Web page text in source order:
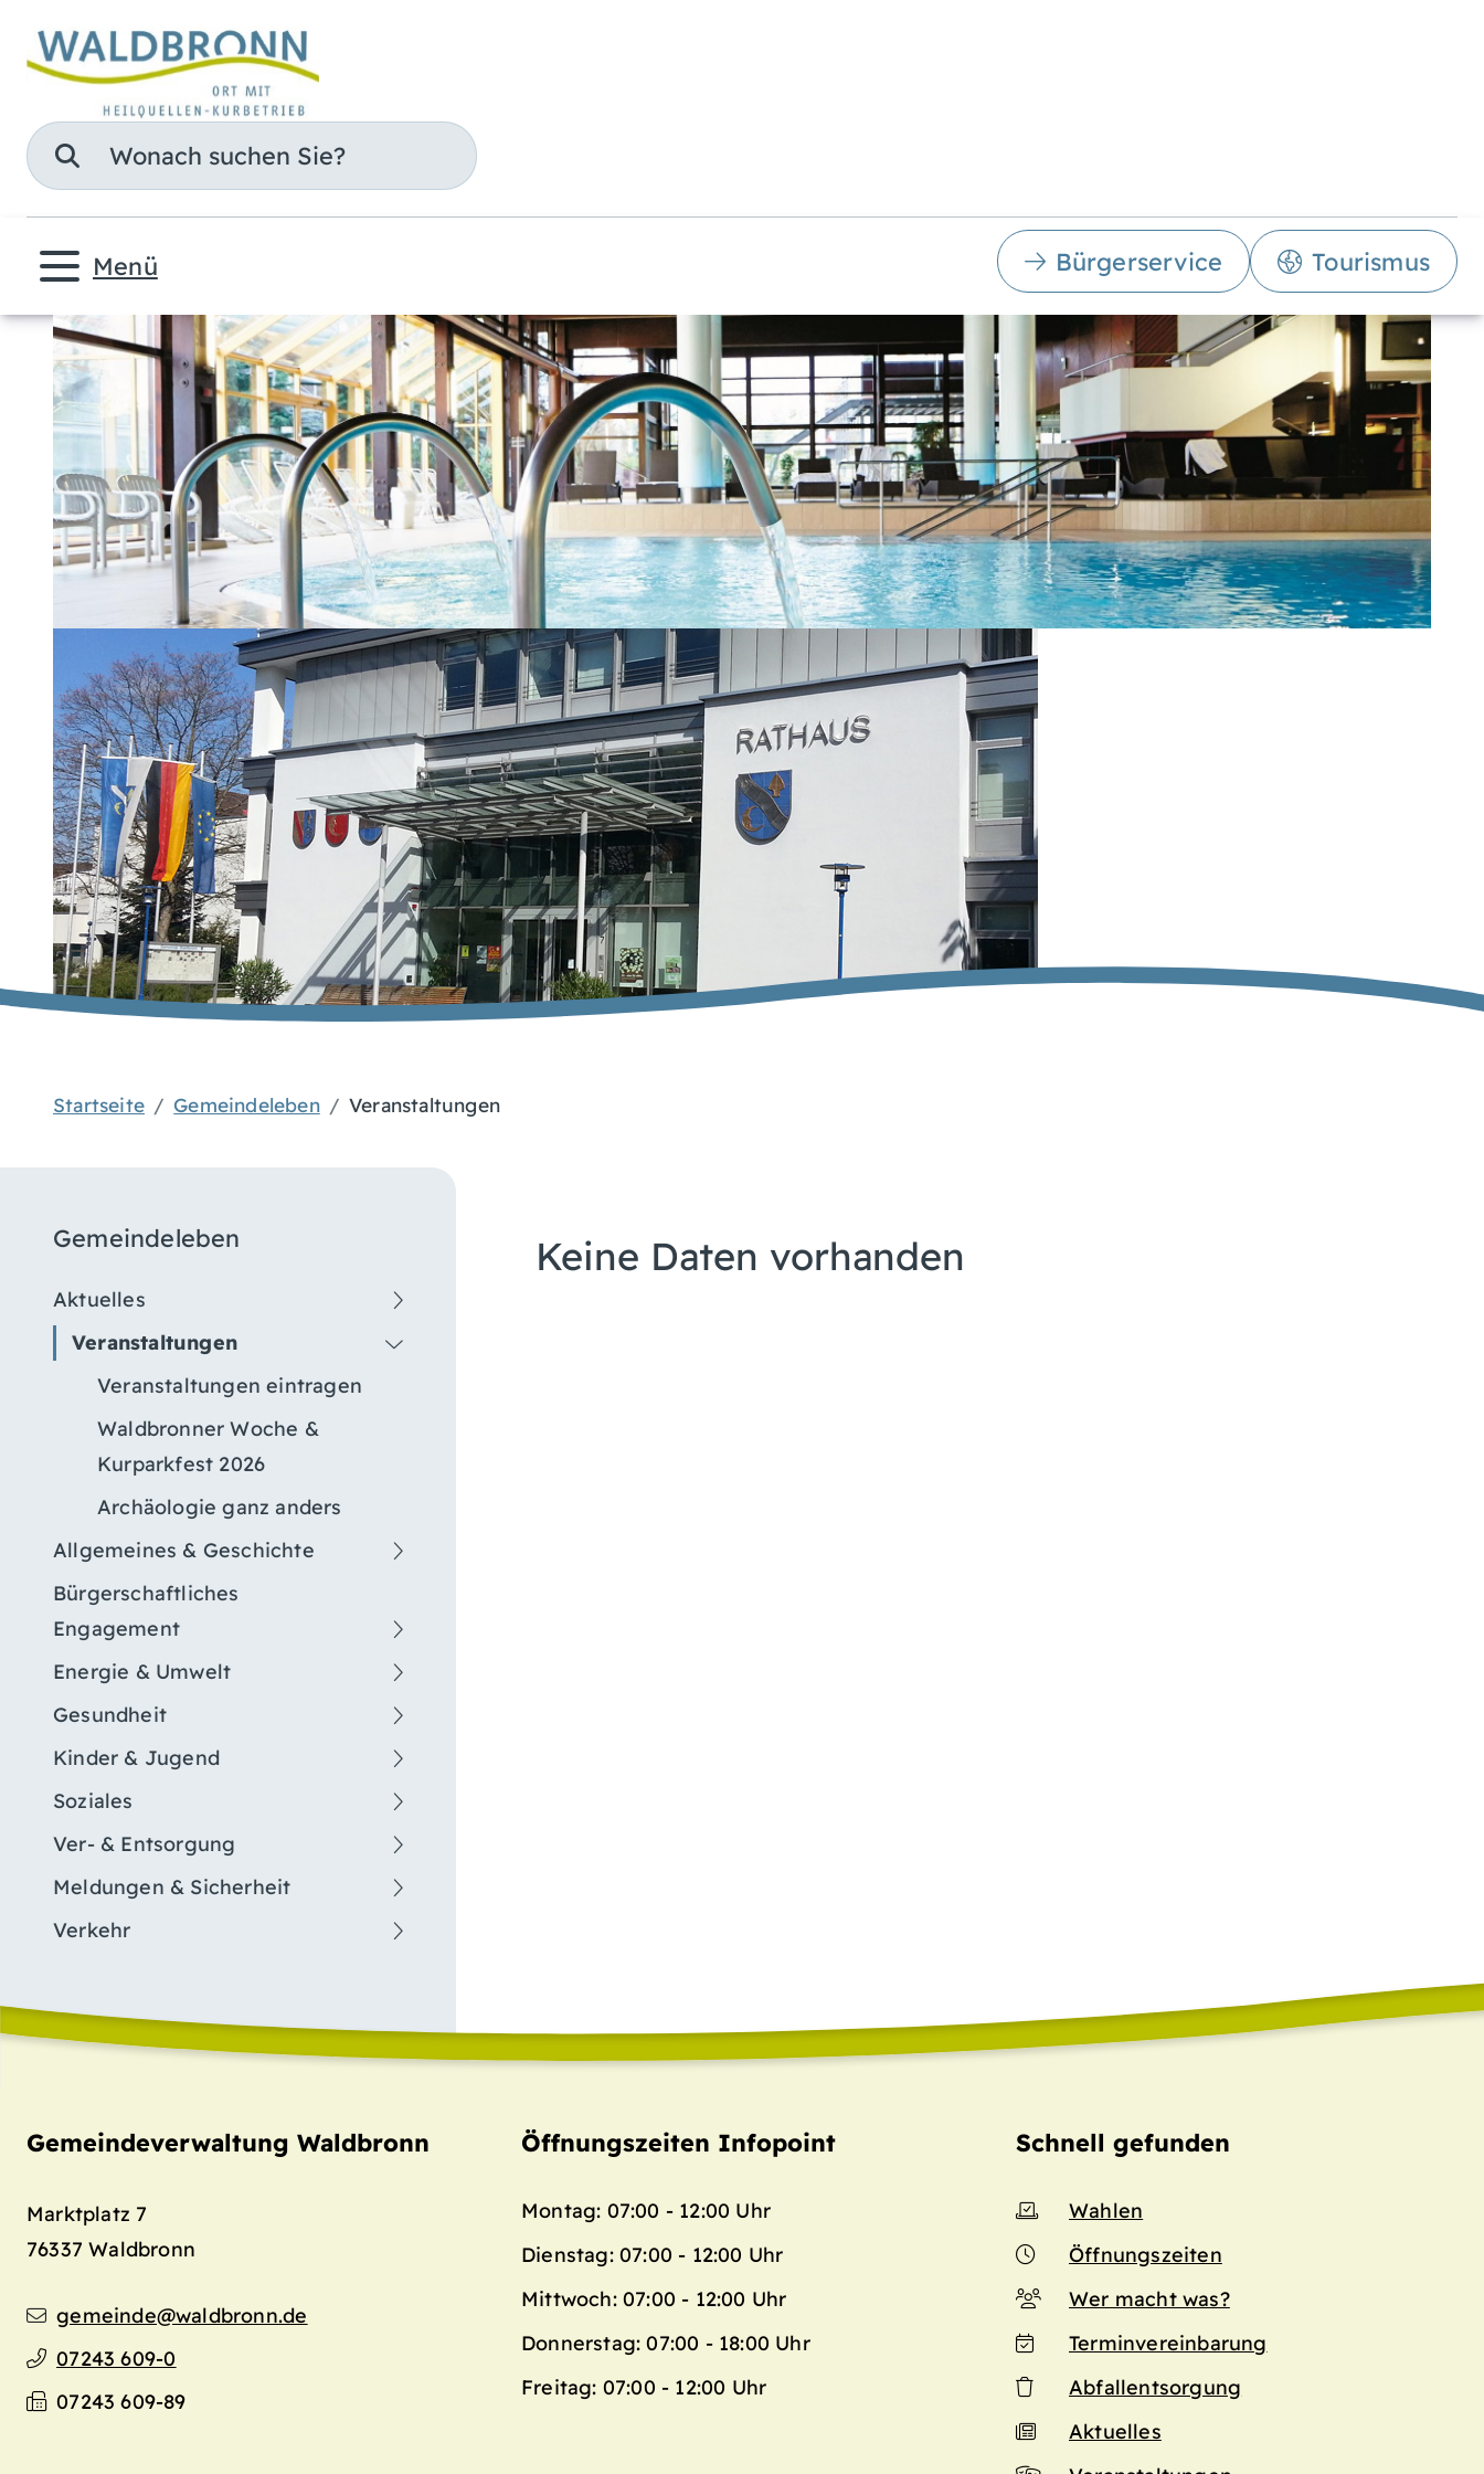
Suche
Menü Bürgerservice Tourismus
Startseite Gemeindeleben Veranstaltungen
Gemeindeleben
Aktuelles
Veranstaltungen
Veranstaltungen eintragen
Waldbronner Woche &
Kurparkfest 2026
Archäologie ganz anders
Allgemeines & Geschichte
Bürgerschaftliches
Engagement
Energie & Umwelt
Gesundheit
Kinder & Jugend
Soziales
Ver- & Entsorgung
Meldungen & Sicherheit
Verkehr
Keine Daten vorhanden
Gemeindeverwaltung Waldbronn
Marktplatz 7
76337 Waldbronn
gemeinde@waldbronn.de
07243 609-0
07243 609-89
Öffnungszeiten Infopoint
Montag: 07:00 - 12:00 Uhr
Dienstag: 07:00 - 12:00 Uhr
Mittwoch: 07:00 - 12:00 Uhr
Donnerstag: 07:00 - 18:00 Uhr
Freitag: 07:00 - 12:00 Uhr
Schnell gefunden
Wahlen
Öffnungszeiten
Wer macht was?
Terminvereinbarung
Abfallentsorgung
Aktuelles